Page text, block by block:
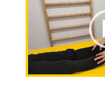
přehrávač